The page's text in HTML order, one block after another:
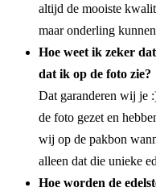
altijd de mooiste
maar onderling
Hoe weet ik zeker
dat ik op de foto zie?
Dat garanderen wij je
de foto gezet en
wij op de pakbon
alleen dat die unieke
Hoe worden de